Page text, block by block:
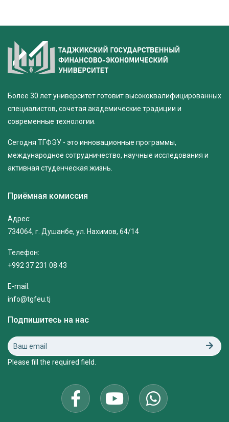
Более 30 лет университет готовит высококвалифицированных
специалистов, сочетая академические традиции и
современные технологии.
Сегодня ТГФЭУ - это инновационные программы,
международное сотрудничество, научные исследования и
активная студенческая жизнь.
Приёмная комиссия
Адрес:
734064, г. Душанбе, ул. Нахимов, 64/14
Телефон:
+992 37 231 08 43
E-mail:
info@tgfeu.tj
Подпишитесь на нас
Please fill the required field.